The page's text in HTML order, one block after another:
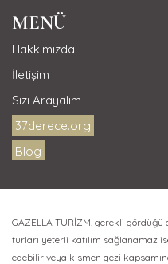
MENÜ
Hakkımızda
İletişim
Sizi Arayalım
37derece.org
Blog
GAZELLA TURİZM, gerekli
turları yeterli katılım sağlanamaz
edebilir veya kısmen gezi